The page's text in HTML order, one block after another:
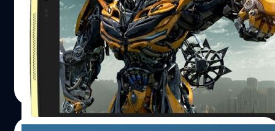
มีข่าวฮือฮาให้ชาวโลกได้ตื่นตะลึงอีกแล้วสำหรับพี่จีน โดยมี
การเปิดเผยว่า บริษัทมือถือนิรนามรายหนึ่งชื่อ Takee ได้ระบุว่า
พวกเขาเปิดตัวสมาร์ทโฟนที่ใช้เทคโนโลยีโฮโลแกรมหรือมือถือ
สามมิติเป็นเจ้าแรกของโลก ในชื่อ "Ester Takee 1'
ณัฐพันธ์ ส่งวิรุฬห์| 4399 days ago
Read More